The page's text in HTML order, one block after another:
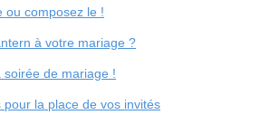
ou composez le !
à votre mariage ?
de mariage !
la place de vos invités